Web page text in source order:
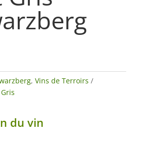
, Vins de Terroirs
du vin